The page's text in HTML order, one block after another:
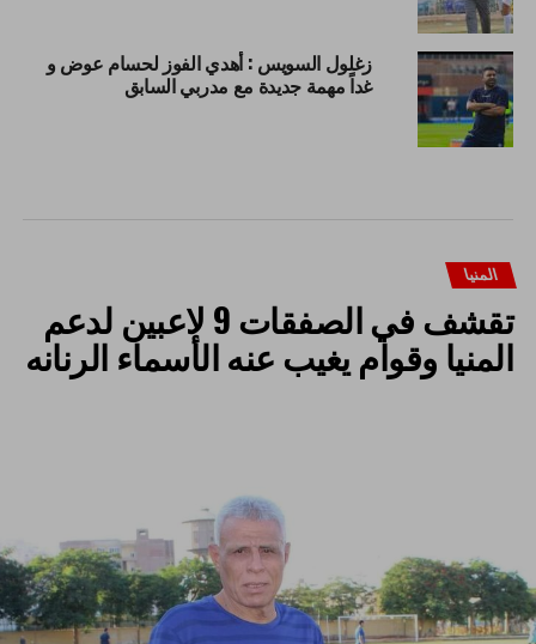
زغلول السويس : أهدي الفوز لحسام عوض و
غداً مهمة جديدة مع مدربي السابق
المنيا
تقشف في الصفقات 9 لاعبين لدعم
المنيا وقوام يغيب عنه الأسماء الرنانه